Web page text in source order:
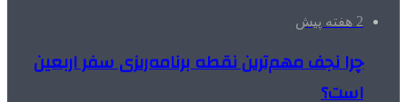
2 هفته پیش
چرا نجف مهم‌ترین نقطه برنامه‌ریزی سفر اربعین
است؟